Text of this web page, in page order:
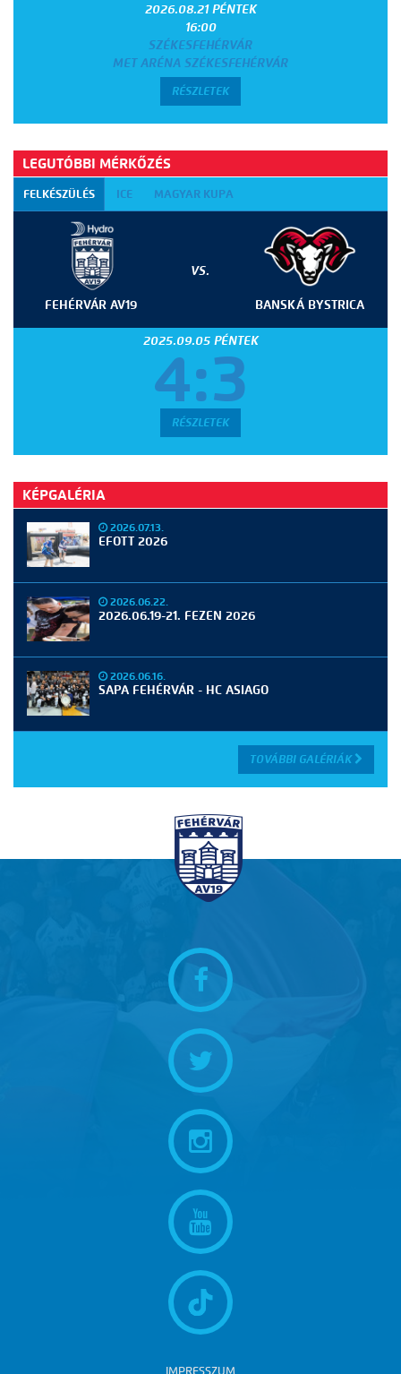
2026.08.21 PÉNTEK
16:00
SZÉKESFEHÉRVÁR
MET ARÉNA SZÉKESFEHÉRVÁR
RÉSZLETEK
LEGUTÓBBI MÉRKŐZÉS
FELKÉSZÜLÉS ICE MAGYAR KUPA
FEHÉRVÁR AV19
VS.
BANSKÁ BYSTRICA
2025.09.05 PÉNTEK
4:3
RÉSZLETEK
KÉPGALÉRIA
2026.07.13.
EFOTT 2026
2026.06.22.
2026.06.19-21. FEZEN 2026
2026.06.16.
SAPA FEHÉRVÁR - HC ASIAGO
TOVÁBBI GALÉRIÁK